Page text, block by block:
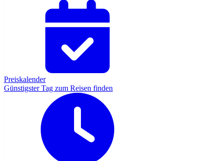
Preiskalender
Günstigster Tag zum Reisen finden